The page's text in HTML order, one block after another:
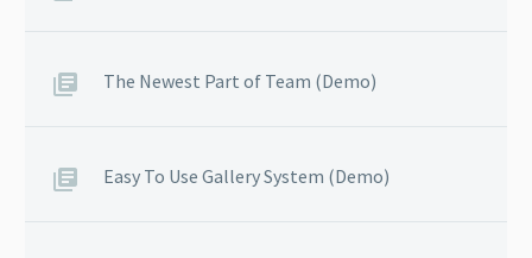
The Newest Part of Team (Demo)
Easy To Use Gallery System (Demo)